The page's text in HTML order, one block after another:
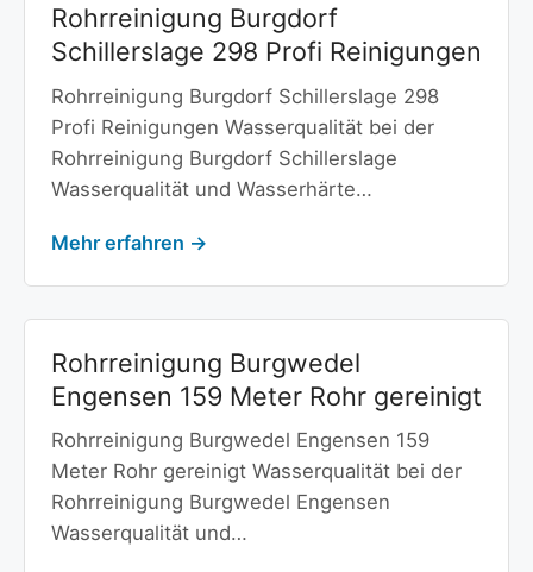
Rohrreinigung Burgdorf
Schillerslage 298 Profi Reinigungen
Rohrreinigung Burgdorf Schillerslage 298
Profi Reinigungen Wasserqualität bei der
Rohrreinigung Burgdorf Schillerslage
Wasserqualität und Wasserhärte…
Mehr erfahren →
Rohrreinigung Burgwedel
Engensen 159 Meter Rohr gereinigt
Rohrreinigung Burgwedel Engensen 159
Meter Rohr gereinigt Wasserqualität bei der
Rohrreinigung Burgwedel Engensen
Wasserqualität und…